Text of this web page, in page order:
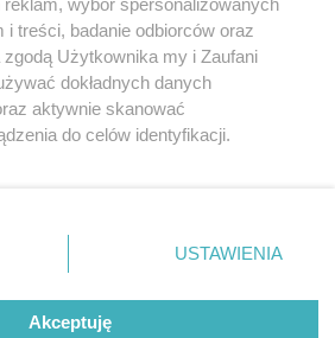
przy ulicy
Skontakuj sięz nami
Kontakt
Redakcja
Newsletter
wybór spersonalizowanych
i treści, badanie odbiorców oraz
zgodą Użytkownika my i Zaufani
dokładnych danych
aktywnie skanować
do celów identyfikacji.
przycisk ustawień prywatności
dolnym rogu strony
danych nie wymagają zgody
prawo sprzeciwić się takiemu
USTAWIENIA
Akceptuję